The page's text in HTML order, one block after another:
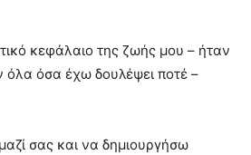
κεφάλαιο της ζωής μου – ήταν
όσα έχω δουλέψει ποτέ –
σας και να δημιουργήσω